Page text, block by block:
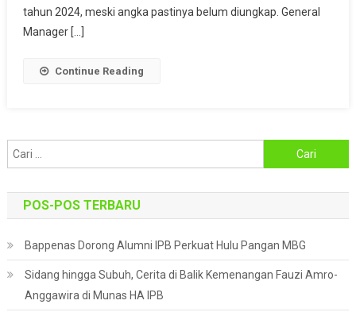
Ketahanan
tahun 2024, meski angka pastinya belum diungkap. General
Manager […]
Continue Reading
untuk:
POS-POS TERBARU
Bappenas Dorong Alumni IPB Perkuat Hulu Pangan MBG
Sidang hingga Subuh, Cerita di Balik Kemenangan Fauzi Amro-
Anggawira di Munas HA IPB